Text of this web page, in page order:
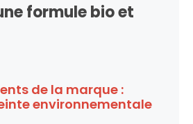
formule bio et
de la marque :
environnementale